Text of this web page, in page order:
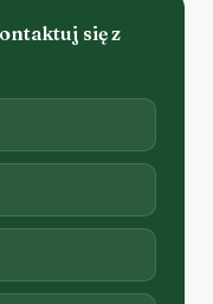
się z